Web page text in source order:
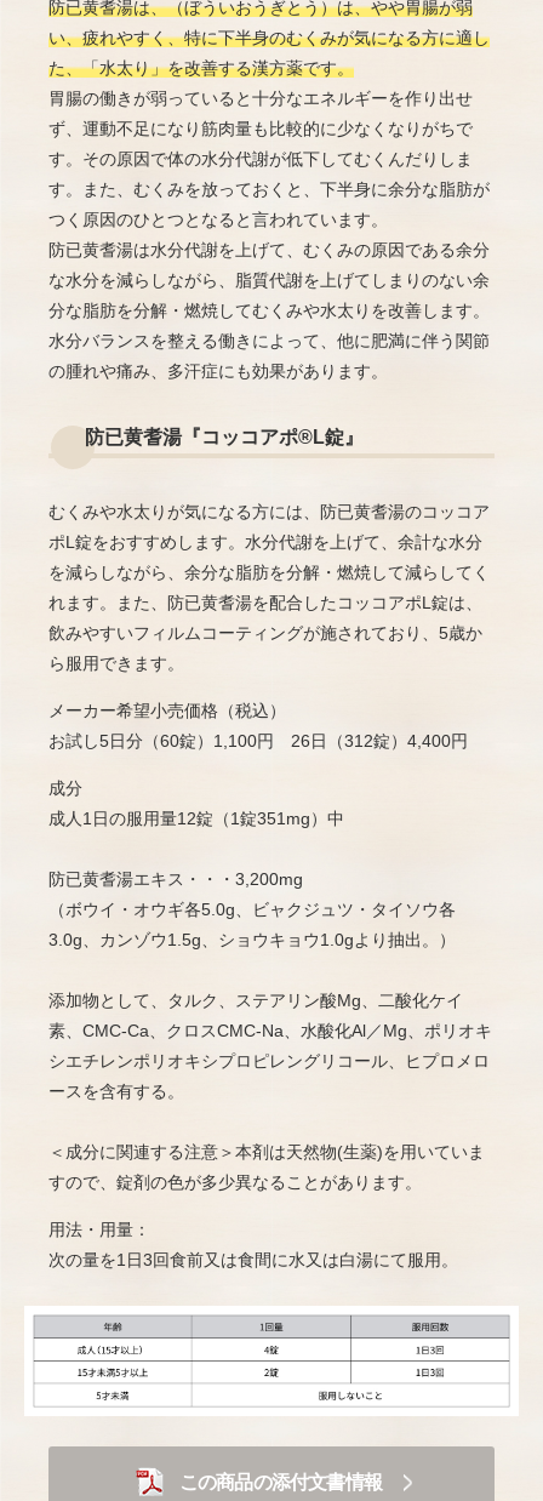
防已黄耆湯は、（ぼういおうぎとう）は、やや胃腸が弱
い、疲れやすく、特に下半身のむくみが気になる方に適し
た、「水太り」を改善する漢方薬です。
胃腸の働きが弱っていると十分なエネルギーを作り出せ
ず、運動不足になり筋肉量も比較的に少なくなりがちで
す。その原因で体の水分代謝が低下してむくんだりしま
す。また、むくみを放っておくと、下半身に余分な脂肪が
つく原因のひとつとなると言われています。
防已黄耆湯は水分代謝を上げて、むくみの原因である余分
な水分を減らしながら、脂質代謝を上げてしまりのない余
分な脂肪を分解・燃焼してむくみや水太りを改善します。
水分バランスを整える働きによって、他に肥満に伴う関節
の腫れや痛み、多汗症にも効果があります。
防已黄耆湯『コッコアポ®L錠』
むくみや水太りが気になる方には、防已黄耆湯のコッコア
ポL錠をおすすめします。水分代謝を上げて、余計な水分
を減らしながら、余分な脂肪を分解・燃焼して減らしてく
れます。また、防已黄耆湯を配合したコッコアポL錠は、
飲みやすいフィルムコーティングが施されており、5歳か
ら服用できます。
メーカー希望小売価格（税込）
お試し5日分（60錠）1,100円 26日（312錠）4,400円
成分
成人1日の服用量12錠（1錠351mg）中
防已黄耆湯エキス・・・3,200mg
（ボウイ・オウギ各5.0g、ビャクジュツ・タイソウ各
3.0g、カンゾウ1.5g、ショウキョウ1.0gより抽出。）
添加物として、タルク、ステアリン酸Mg、二酸化ケイ
素、CMC-Ca、クロスCMC-Na、水酸化Al／Mg、ポリオキ
シエチレンポリオキシプロピレングリコール、ヒプロメロ
ースを含有する。
＜成分に関連する注意＞本剤は天然物(生薬)を用いていま
すので、錠剤の色が多少異なることがあります。
用法・用量：
次の量を1日3回食前又は食間に水又は白湯にて服用。
この商品の添付文書情報